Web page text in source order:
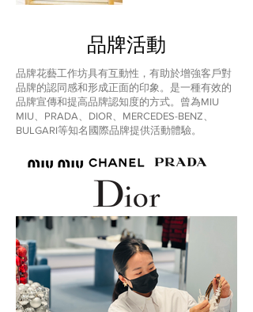
品牌活動
品牌花藝工作坊具有互動性，有助於增強客戶對
品牌的認同感和形成正面的印象。是一種有效的
品牌宣傳和提高品牌認知度的方式。曾為MIU
MIU、PRADA、DIOR、MERCEDES-BENZ、
BULGARI等知名國際品牌提供活動體驗。